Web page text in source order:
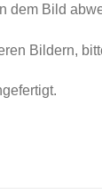
dem Bild
Bildern,